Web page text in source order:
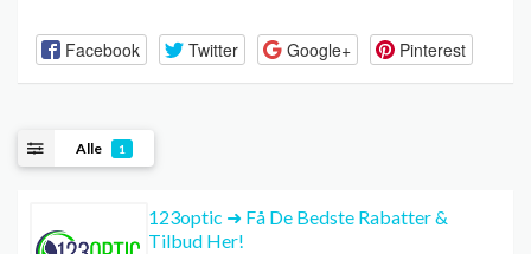
Facebook Twitter Google+ Pinterest
Alle 1
123optic ➜ Få De Bedste Rabatter &
Tilbud Her!